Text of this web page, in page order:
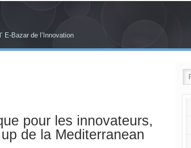
E-Bazar de l’Innovation
pour les innovateurs,
de la Mediterranean